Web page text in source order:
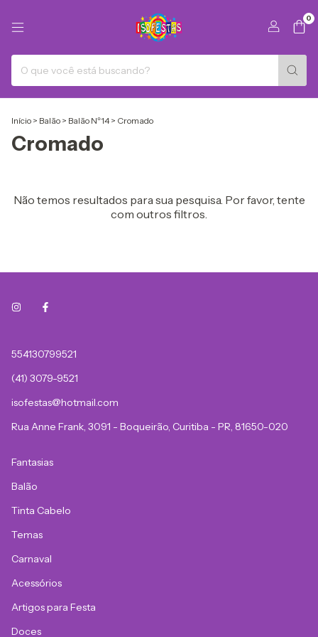
0
Início > Balão > Balão Nº14 > Cromado
Cromado
Não temos resultados para sua pesquisa. Por favor, tente
com outros filtros.
554130799521
(41) 3079-9521
isofestas@hotmail.com
Rua Anne Frank, 3091 - Boqueirão, Curitiba - PR, 81650-020
Fantasias
Balão
Tinta Cabelo
Temas
Carnaval
Acessórios
Artigos para Festa
Doces